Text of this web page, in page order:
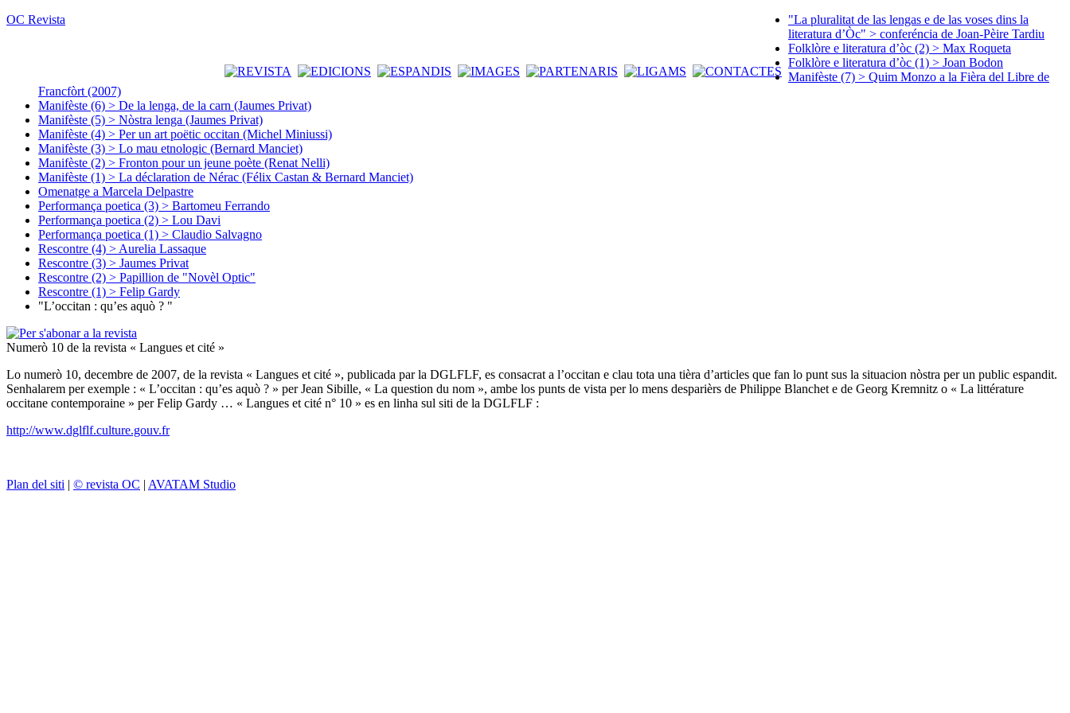
OC Revista
"La pluralitat de las lengas e de las voses dins la
literatura d’Òc" > conferéncia de Joan-Pèire Tardiu
Folklòre e literatura d’òc (2) > Max Roqueta
Folklòre e literatura d’òc (1) > Joan Bodon
Manifèste (7) > Quim Monzo a la Fièra del Libre de
Francfòrt (2007)
Manifèste (6) > De la lenga, de la carn (Jaumes Privat)
Manifèste (5) > Nòstra lenga (Jaumes Privat)
Manifèste (4) > Per un art poëtic occitan (Michel Miniussi)
Manifèste (3) > Lo mau etnologic (Bernard Manciet)
Manifèste (2) > Fronton pour un jeune poète (Renat Nelli)
Manifèste (1) > La déclaration de Nérac (Félix Castan & Bernard Manciet)
Omenatge a Marcela Delpastre
Performança poetica (3) > Bartomeu Ferrando
Performança poetica (2) > Lou Davi
Performança poetica (1) > Claudio Salvagno
Rescontre (4) > Aurelia Lassaque
Rescontre (3) > Jaumes Privat
Rescontre (2) > Papillion de "Novèl Optic"
Rescontre (1) > Felip Gardy
"L’occitan : qu’es aquò ? "
Numerò 10 de la revista « Langues et cité »
Lo numerò 10, decembre de 2007, de la revista « Langues et cité », publicada par la DGLFLF, es consacrat a l’occitan e clau tota una tièra d’articles que fan lo punt sus la situacion nòstra per un public espandit.
Senhalarem per exemple : « L’occitan : qu’es aquò ? » per Jean Sibille, « La question du nom », ambe los punts de vista per lo mens desparièrs de Philippe Blanchet e de Georg Kremnitz o « La littérature
occitane contemporaine » per Felip Gardy … « Langues et cité n° 10 » es en linha sul siti de la DGLFLF :
http://www.dglflf.culture.gouv.fr
Plan del siti | © revista OC | AVATAM Studio